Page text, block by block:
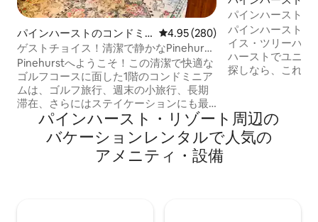
パインハーストのコンドミ
ニアム
レビュー280件、5つ星中4.95つ
4.95 (280)
ゲストチョイス！清潔で静かなPinehurst
Golf Condo
Pinehurstへようこそ！この清潔で快適な
ゴルフコースに面した1階のコンドミニア
ムは、ゴルフ旅行、週末の小旅行、長期
滞在、さらにはステイケーションにも最
適です。設備の整ったキッチン、快適な
家具、魅力的なインテリア、穏やかなフ
ェアウェイの景色が見えるスクリーン付
きのポーチをお楽しみください。ヴィレ
パインハーストに
い素敵なツリーハ
パインハーストの
イス・ツリーハウ
ハーストでユニー
探しなら、これ以
ります。 3コー
インハーストリ
場所にあります。 過去のゲストは、The
パインハースト・リゾート⁠周⁠辺⁠の
バ⁠ケ⁠ー⁠シ⁠ョ⁠ン⁠レ⁠ン⁠タ⁠ル⁠で人⁠気⁠の
ア⁠メ⁠ニ⁠テ⁠ィ⁠・⁠設⁠備